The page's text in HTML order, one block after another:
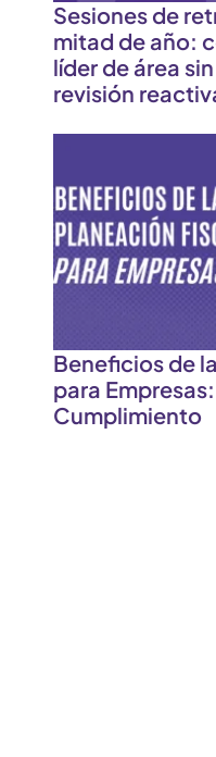
Sesiones de
mitad de año:
líder de área
revisión
Beneficios de
para
Cumplimiento